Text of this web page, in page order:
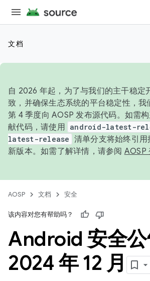
文档
自 2026 年起，为了与我们的主干稳定
致，并确保生态系统的平台稳定性，我
第 4 季度向 AOSP 发布源代码。如需
献代码，请使用 android-latest-
latest-release 清单分支将始终引
新版本。如需了解详情，请参阅 AOSP
AOSP 文档 安全
该内容对您有帮助吗？
Android 安全
2024 年 12 月